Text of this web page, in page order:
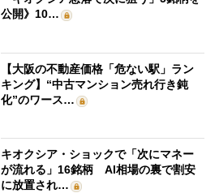
公開》10…
【大阪の不動産価格「危ない駅」ラン
キング】“中古マンション売れ行き鈍
化”のワース…
キオクシア・ショックで「次にマネー
が流れる」16銘柄 AI相場の裏で割安
に放置され…